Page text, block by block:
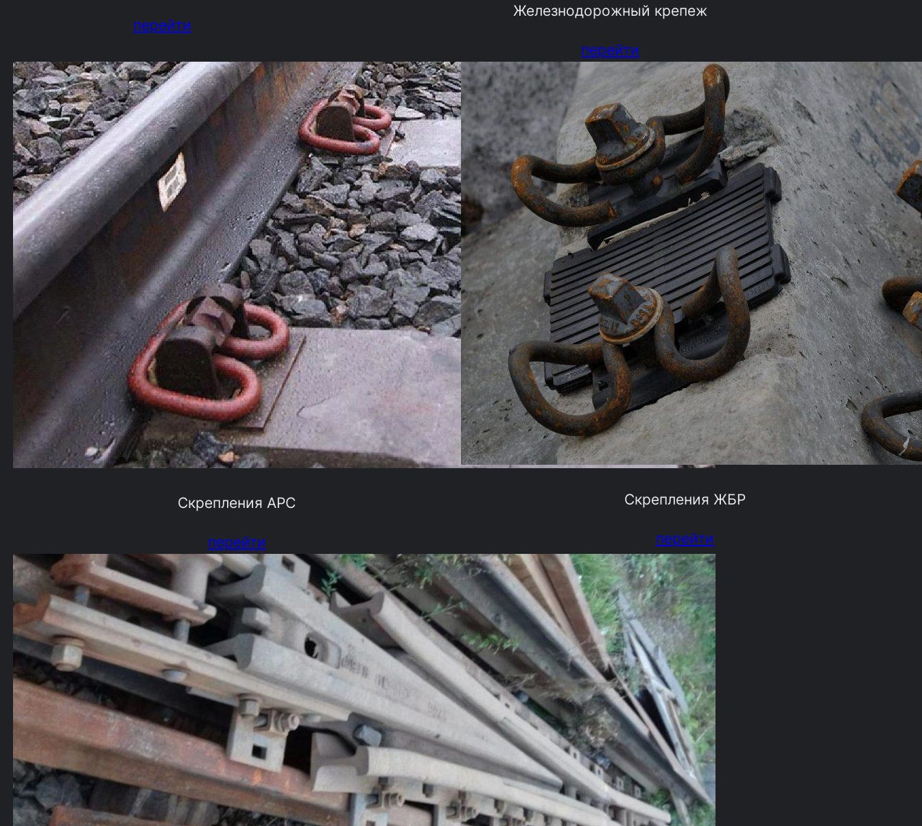
перейти
Железнодорожный крепеж
перейти
Скрепления АРС
перейти
Скрепления ЖБР
перейти